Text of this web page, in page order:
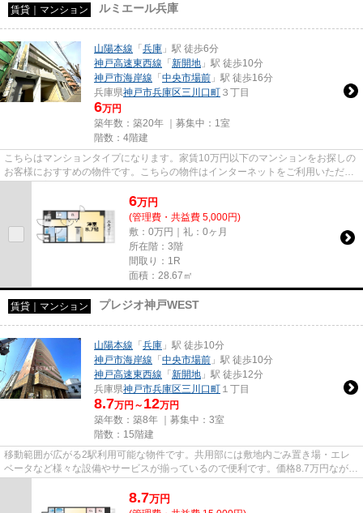
賃貸｜マンション ルミエール兵庫
山陽本線 「 兵庫 」駅 徒歩6分
神戸高速東西線 「 新開地 」駅 徒歩10分
神戸市海岸線 「 中央市場前 」駅 徒歩16分
兵庫県神戸市兵庫区三川口町 ３丁目
6万円
築年数：築20年 ｜募集中： 1室
階数：4階建
こちらはマンションタイプになります。家賃10万円以下のマンションをお探しの
お客様におすすめの物件です。こちらの物件はインターネットをご利用いただけ
6万円
(管理費・共益費 5,000円)
敷：0万円｜礼：0ヶ月
所在階：3階
間取り：1R
面積：28.67㎡
賃貸｜マンション プレジオ神戸WEST
山陽本線 「 兵庫 」駅 徒歩10分
神戸市海岸線 「 中央市場前 」駅 徒歩10分
神戸高速東西線 「 新開地 」駅 徒歩12分
兵庫県神戸市兵庫区三川口町 １丁目
8.7万円～ 12万円
築年数：築8年 ｜募集中： 3室
階数：15階建
移動範囲が広がる2駅利用可能な物件です。共用部には敷地内ごみ置き場・エレ
ベータなど様々な設備やサービスが揃っているので便利です。価格8.7万円ながら
8.7万円